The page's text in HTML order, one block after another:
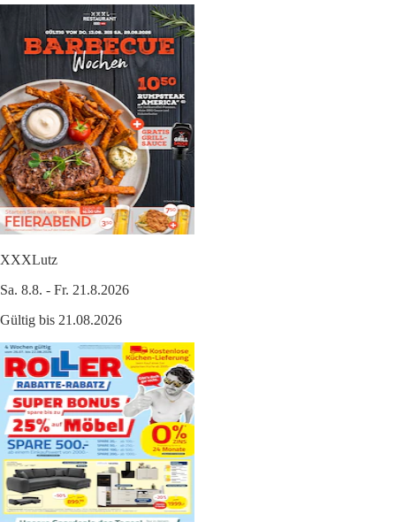
XXXLutz
Sa. 8.8. - Fr. 21.8.2026
Gültig bis 21.08.2026